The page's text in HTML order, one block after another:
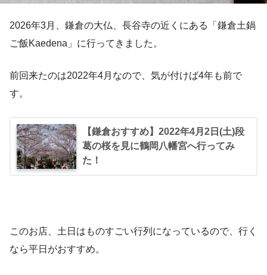
2026年3月、鎌倉の大仏、長谷寺の近くにある「鎌倉土鍋
ご飯Kaedena」に行ってきました。
前回来たのは2022年4月なので、気が付けば4年も前で
す。
【鎌倉おすすめ】2022年4月2日(土)段
葛の桜を見に鶴岡八幡宮へ行ってみ
た！
このお店、土日はものすごい行列になっているので、行く
なら平日がおすすめ。